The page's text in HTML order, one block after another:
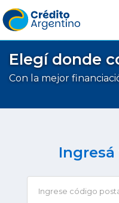
Elegí donde
Con la mejor
Ingrese código